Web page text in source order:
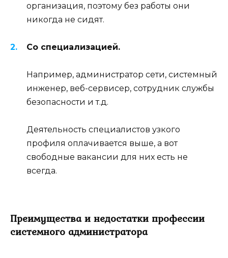
организация, поэтому без работы они
никогда не сидят.
Со специализацией.
Например, администратор сети, системный
инженер, веб-сервисер, сотрудник службы
безопасности и т.д.
Деятельность специалистов узкого
профиля оплачивается выше, а вот
свободные вакансии для них есть не
всегда.
Преимущества и недостатки профессии
системного администратора